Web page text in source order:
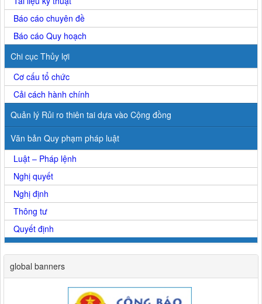
Báo cáo chuyên đề
Báo cáo Quy hoạch
Chi cục Thủy lợi
Cơ cấu tổ chức
Cải cách hành chính
Quản lý Rủi ro thiên tai dựa vào Cộng đồng
Văn bản Quy phạm pháp luật
Luật – Pháp lệnh
Nghị quyết
Nghị định
Thông tư
Quyết định
global banners